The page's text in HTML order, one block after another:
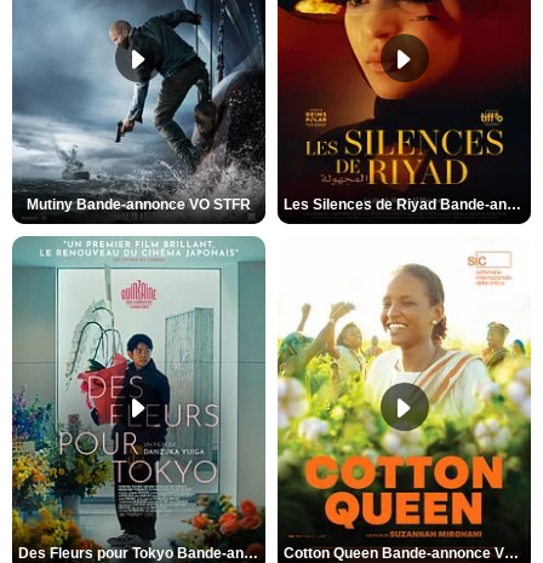
Mutiny Bande-annonce VO STFR Les Silences de Riyad Bande-annonce VO STFR
Des Fleurs pour Tokyo Bande-annonce VO STFR Cotton Queen Bande-annonce VO STFR